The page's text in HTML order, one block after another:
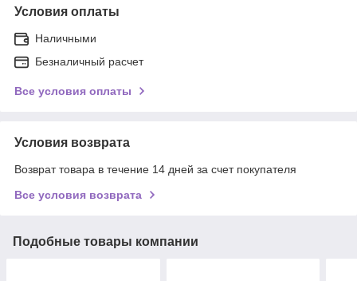
Условия оплаты
Наличными
Безналичный расчет
Все условия оплаты
Условия возврата
Возврат товара в течение 14 дней за счет покупателя
Все условия возврата
Подобные товары компании